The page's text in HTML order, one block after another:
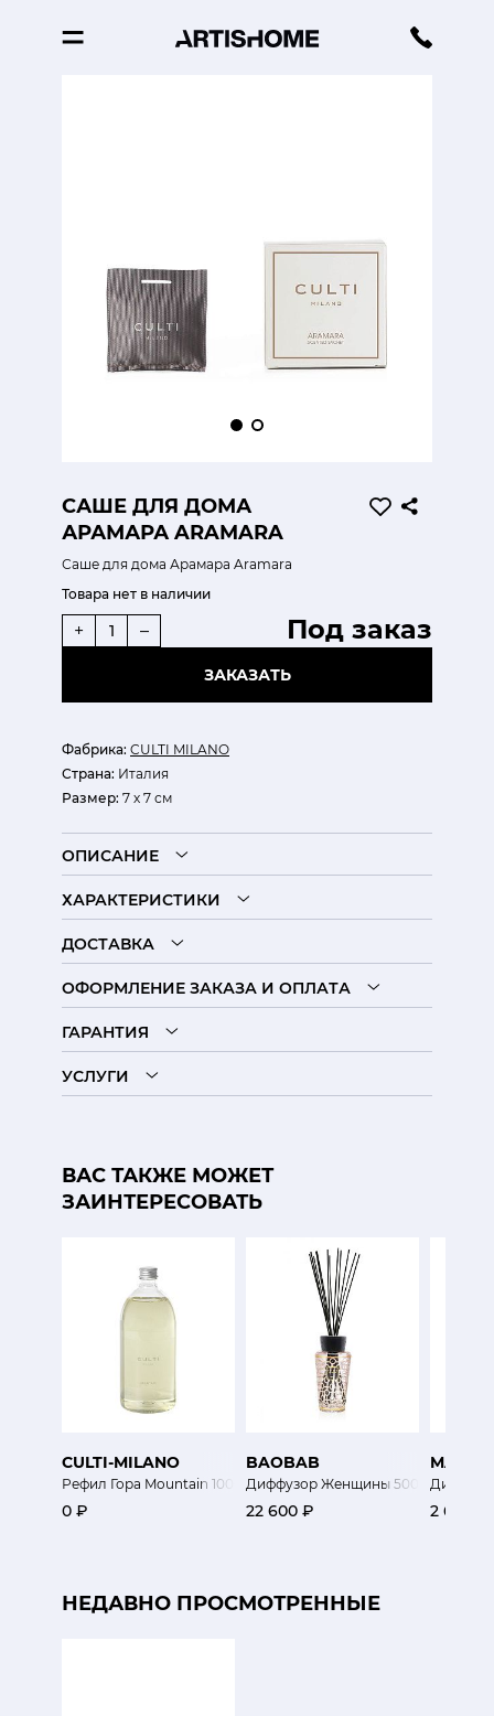
САШЕ ДЛЯ ДОМА
АРАМАРА ARAMARA
Саше для дома Арамара Aramara
Фабрика: CULTI MILANO
Страна: Италия
Размер: 7 х 7 см
Товара нет в наличии
Под заказ
+ –
ЗАКАЗАТЬ
ОПИСАНИЕ
ХАРАКТЕРИСТИКИ
ДОСТАВКА
ОФОРМЛЕНИЕ ЗАКАЗА И ОПЛАТА
ГАРАНТИЯ
УСЛУГИ
ВАС ТАКЖЕ МОЖЕТ
ЗАИНТЕРЕСОВАТЬ
CULTI-MILANO
Рефил Гора Mountain 1000мл
0 ₽
BAOBAB
Диффузор Женщины 500 мл
22 600 ₽
MAMI-
2 650 ₽
НЕДАВНО ПРОСМОТРЕННЫЕ